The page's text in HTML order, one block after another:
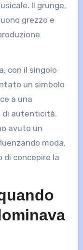
Il grunge,
grezzo e
con il singolo
un simbolo
a una
di autenticità.
avuto un
moda,
concepire la